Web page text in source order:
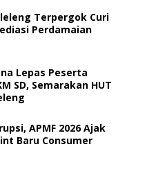
Terpergok Curi
Perdamaian
Lepas Peserta
SD, Semarakan HUT
APMF 2026 Ajak
Baru Consumer